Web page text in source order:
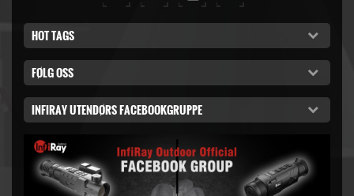
HOT TAGS
FØLG OSS
INFIRAY UTENDØRS FACEBOOKGRUPPE